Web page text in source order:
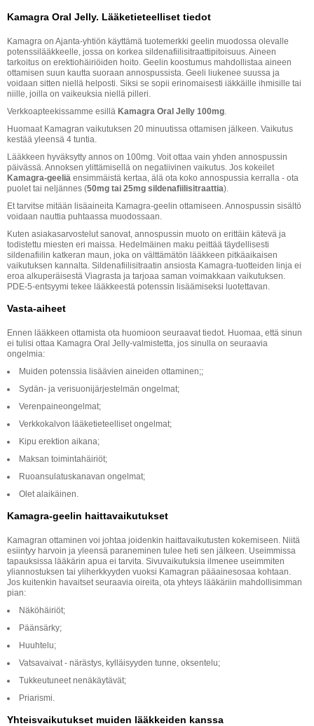
Kamagra Oral Jelly. Lääketieteelliset tiedot
Kamagra on Ajanta-yhtiön käyttämä tuotemerkki geelin muodossa olevalle
potenssilääkkeelle, jossa on korkea sildenafiilisitraattipitoisuus. Aineen
tarkoitus on erektiohäiriöiden hoito. Geelin koostumus mahdollistaa aineen
ottamisen suun kautta suoraan annospussista. Geeli liukenee suussa ja
voidaan sitten niellä helposti. Siksi se sopii erinomaisesti iäkkäille ihmisille tai
niille, joilla on vaikeuksia niellä pilleri.
Verkkoapteekissamme esillä Kamagra Oral Jelly 100mg
Huomaat Kamagran vaikutuksen 20 minuutissa ottamisen jälkeen. Vaikutus
kestää yleensä 4 tuntia.
Lääkkeen hyväksytty annos on 100mg. Voit ottaa vain yhden annospussin
päivässä. Annoksen ylittämisellä on negatiivinen vaikutus. Jos kokeilet
Kamagra-geeliä ensimmäistä kertaa, älä ota koko annospussia kerralla - ota
puolet tai neljännes (50mg tai 25mg sildenafiilisitraattia).
Et tarvitse mitään lisäaineita Kamagra-geelin ottamiseen. Annospussin sisältö
voidaan nauttia puhtaassa muodossaan.
Kuten asiakasarvostelut sanovat, annospussin muoto on erittäin kätevä ja
todistettu miesten eri maissa. Hedelmäinen maku peittää täydellisesti
sildenafiilin katkeran maun, joka on välttämätön lääkkeen pitkäaikaisen
vaikutuksen kannalta. Sildenafiilisitraatin ansiosta Kamagra-tuotteiden linja ei
eroa alkuperäisestä Viagrasta ja tarjoaa saman voimakkaan vaikutuksen.
PDE-5-entsyymi tekee lääkkeestä potenssin lisäämiseksi luotettavan.
Vasta-aiheet
Ennen lääkkeen ottamista ota huomioon seuraavat tiedot. Huomaa, että sinun
ei tulisi ottaa Kamagra Oral Jelly-valmistetta, jos sinulla on seuraavia
ongelmia:
Muiden potenssia lisäävien aineiden ottaminen;;
Sydän- ja verisuonijärjestelmän ongelmat;
Verenpaineongelmat;
Verkkokalvon lääketieteelliset ongelmat;
Kipu erektion aikana;
Maksan toimintahäiriöt;
Ruoansulatuskanavan ongelmat;
Olet alaikäinen.
Kamagra-geelin haittavaikutukset
Kamagran ottaminen voi johtaa joidenkin haittavaikutusten kokemiseen. Niitä
esiintyy harvoin ja yleensä paraneminen tulee heti sen jälkeen. Useimmissa
tapauksissa lääkärin apua ei tarvita. Sivuvaikutuksia ilmenee useimmiten
yliannostuksen tai yliherkkyyden vuoksi Kamagran pääainesosaa kohtaan.
Jos kuitenkin havaitset seuraavia oireita, ota yhteys lääkäriin mahdollisimman
pian:
Näköhäiriöt;
Päänsärky;
Huuhtelu;
Vatsavaivat - närästys, kylläisyyden tunne, oksentelu;
Tukkeutuneet nenäkäytävät;
Priarismi.
Yhteisvaikutukset muiden lääkkeiden kanssa